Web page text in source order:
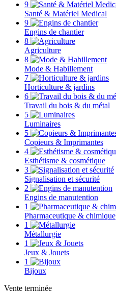
9
Santé & Matériel Medical
9
Engins de chantier
8
Agriculture
8
Mode & Habillement
7
Horticulture & jardins
6
Travail du bois & du métal
5
Luminaires
5
Copieurs & Imprimantes
4
Esthétisme & cosmétique
3
Signalisation et sécurité
2
Engins de manutention
1
Pharmaceutique & chimique
1
Métallurgie
1
Jeux & Jouets
1
Bijoux
Vente terminée